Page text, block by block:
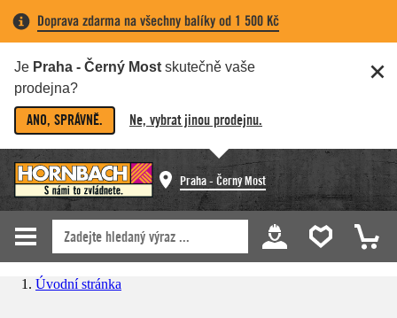
Doprava zdarma na všechny balíky od 1 500 Kč
Je Praha - Černý Most skutečně vaše
prodejna?
ANO, SPRÁVNĚ. Ne, vybrat jinou prodejnu.
Praha - Černý Most
Úvodní stránka